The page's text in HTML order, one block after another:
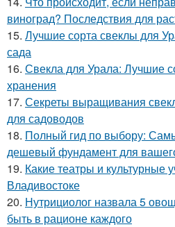
виноград? Последствия для
15. Лучшие сорта свеклы для
сада
16. Свекла для Урала: Лучшие
хранения
17. Секреты выращивания
для садоводов
18. Полный гид по выбору:
дешевый фундамент для
19. Какие театры и культурные
Владивостоке
20. Нутрициолог назвала 5
быть в рационе каждого